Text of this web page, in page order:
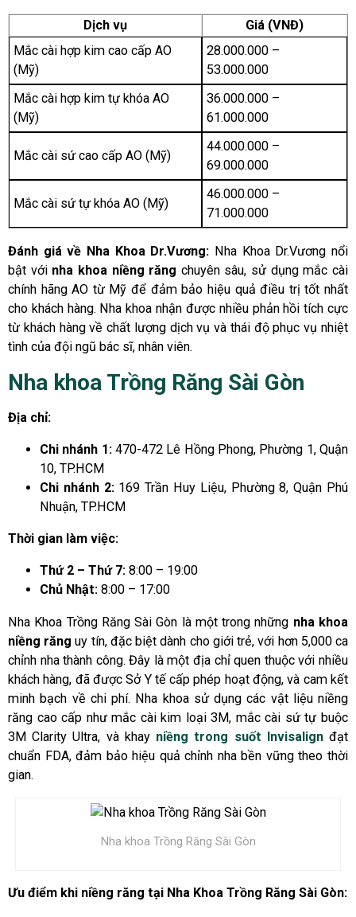
Dịch vụ
Giá (VNĐ)
Mắc cài hợp kim cao cấp AO
(Mỹ)
28.000.000 –
53.000.000
Mắc cài hợp kim tự khóa AO
(Mỹ)
36.000.000 –
61.000.000
Mắc cài sứ cao cấp AO (Mỹ)
44.000.000 –
69.000.000
Mắc cài sứ tự khóa AO (Mỹ)
46.000.000 –
71.000.000
Đánh giá về Nha Khoa Dr.Vương: Nha Khoa Dr.Vương nổi
bật với nha khoa niềng răng chuyên sâu, sử dụng mắc cài
chính hãng AO từ Mỹ để đảm bảo hiệu quả điều trị tốt nhất
cho khách hàng. Nha khoa nhận được nhiều phản hồi tích cực
từ khách hàng về chất lượng dịch vụ và thái độ phục vụ nhiệt
tình của đội ngũ bác sĩ, nhân viên.
Nha khoa Trồng Răng Sài Gòn
Địa chỉ:
Chi nhánh 1:470-472 Lê Hồng Phong, Phường 1, Quận
10, TP.HCM
Chi nhánh 2:169 Trần Huy Liệu, Phường 8, Quận Phú
Nhuận, TP.HCM
Thời gian làm việc:
Thứ 2 – Thứ 7: 8:00 – 19:00
Chủ Nhật: 8:00 – 17:00
Nha Khoa Trồng Răng Sài Gòn là một trong những nha khoa
niềng răng uy tín, đặc biệt dành cho giới trẻ, với hơn 5,000 ca
chỉnh nha thành công. Đây là một địa chỉ quen thuộc với nhiều
khách hàng, đã được Sở Y tế cấp phép hoạt động, và cam kết
minh bạch về chi phí. Nha khoa sử dụng các vật liệu niềng
răng cao cấp như mắc cài kim loại 3M, mắc cài sứ tự buộc
3M Clarity Ultra, và khay niềng trong suốt Invisalignđạt
chuẩn FDA, đảm bảo hiệu quả chỉnh nha bền vững theo thời
gian.
Nha khoa Trồng Răng Sài Gòn
Ưu điểm khi niềng răng tại Nha Khoa Trồng Răng Sài Gòn: